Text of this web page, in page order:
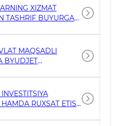
XARID
XIZMATLAR)
XIZMAT
TASHRIF BUYURGAN
TASHRIFNING
TRANSPORT VA
MAQSADLI
BYUDJET
XARID QILINISHI
(ISHLAR,
MA’LUMOTLAR.
RUXSAT ETISH
XARID